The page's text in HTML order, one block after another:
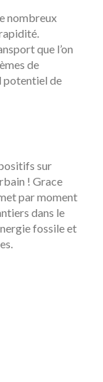
nombreux
que l’on
de
potentiel de
sur
! Grace
par moment
dans le
fossile et